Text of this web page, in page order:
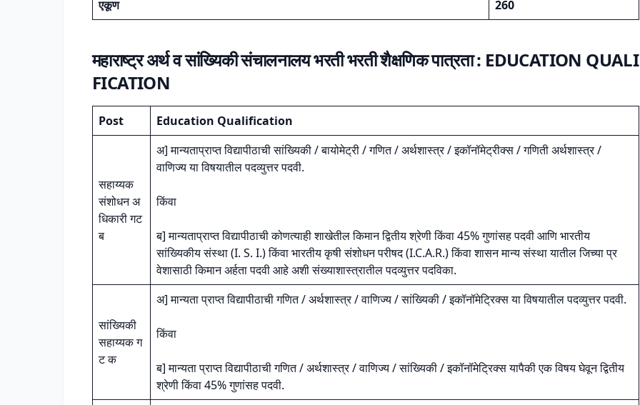
एकूण
260
महाराष्ट्र अर्थ व सांख्यिकी संचालनालय भरतीभरती शैक्षणिक पात्रता : EDUCATION QUALI
FICATION
Post Education Qualification
सहाय्यक
संशोधन अ
धिकारी गट
ब
अ] मान्यताप्राप्त विद्यापीठाची सांख्यिकी / बायोमेट्री / गणित / अर्थशास्त्र / इकॉनॉमेट्रीक्स / गणिती अर्थशास्त्र /
वाणिज्य या विषयातील पदव्युत्तर पदवी.
किंवा
ब] मान्यताप्राप्त विद्यापीठाची कोणत्याही शाखेतील किमान द्वितीय श्रेणी किंवा 45% गुणांसह पदवी आणि भारतीय
सांख्यिकीय संस्था (I. S. I.) किंवा भारतीय कृषी संशोधन परीषद (I.C.A.R.) किंवा शासन मान्य संस्था यातील जिच्या प्र
वेशासाठी किमान अर्हता पदवी आहे अशी संख्याशास्त्रातील पदव्युत्तर पदविका.
सांख्यिकी
सहाय्यक ग
ट क
अ] मान्यता प्राप्त विद्यापीठाची गणित / अर्थशास्त्र / वाणिज्य / सांख्यिकी / इकॉनॉमेट्रिक्स या विषयातील पदव्युत्तर पदवी.
किंवा
ब] मान्यता प्राप्त विद्यापीठाची गणित / अर्थशास्त्र / वाणिज्य / सांख्यिकी / इकॉनॉमेट्रिक्स यापैकी एक विषय घेवून द्वितीय
श्रेणी किंवा 45% गुणांसह पदवी.